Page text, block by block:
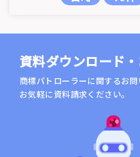
資料ダウンロード
商標パトローラーに関するお
お気軽に資料請求ください。